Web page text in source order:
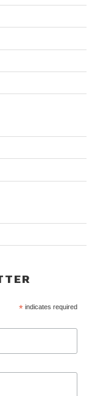
* indicates required